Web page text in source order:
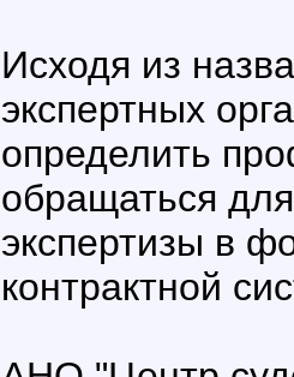
Исходя из
экспертных
определить
обращаться
экспертизы в
контрактной